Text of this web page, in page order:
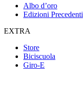
Albo d’oro
Edizioni Precedenti
EXTRA
Store
Biciscuola
Giro-E